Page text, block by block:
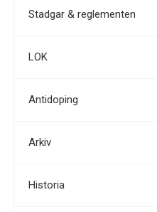
Stadgar & reglementen
LOK
Antidoping
Arkiv
Historia